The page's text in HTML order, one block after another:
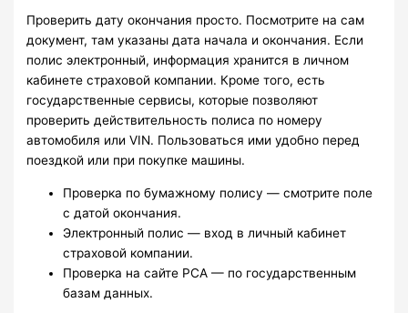
Проверить дату окончания просто. Посмотрите на сам
документ, там указаны дата начала и окончания. Если
полис электронный, информация хранится в личном
кабинете страховой компании. Кроме того, есть
государственные сервисы, которые позволяют
проверить действительность полиса по номеру
автомобиля или VIN. Пользоваться ими удобно перед
поездкой или при покупке машины.
Проверка по бумажному полису — смотрите поле
с датой окончания.
Электронный полис — вход в личный кабинет
страховой компании.
Проверка на сайте РСА — по государственным
базам данных.